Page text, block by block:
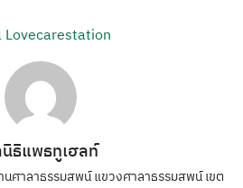
Lovecarestation
ธิแพธทูเฮลท์
ศาลาธรรมสพน์ แขวงศาลาธรรมสพน์ เขต